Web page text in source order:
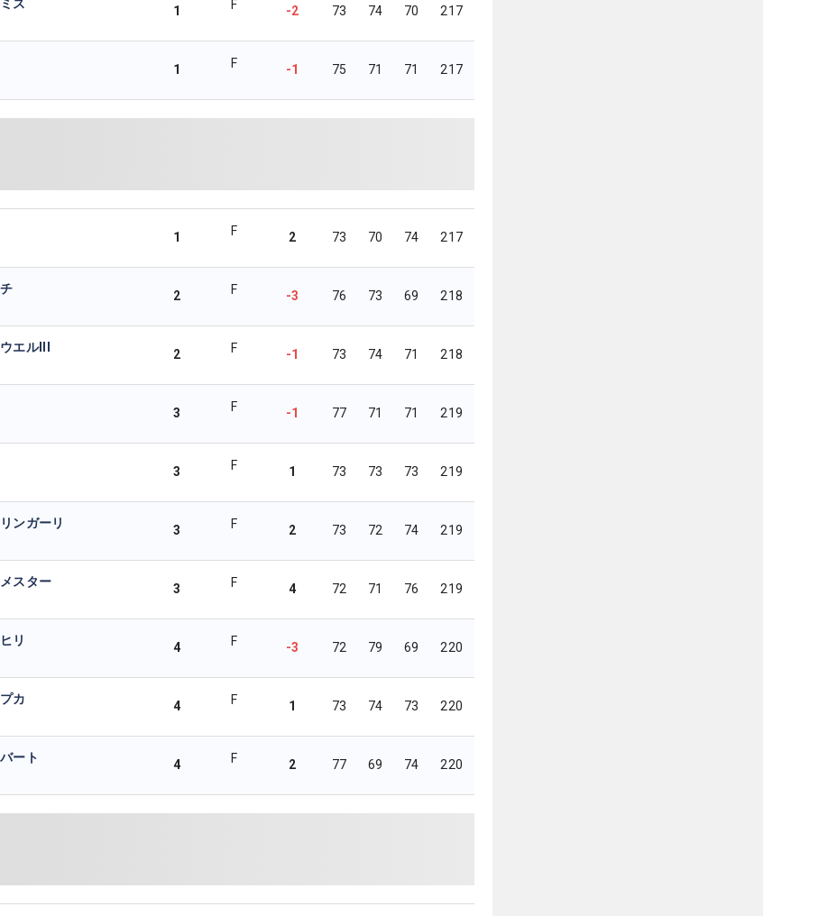
ス 1 F -2 73 74 70 217
1 F -1 75 71 71 217
1 F 2 73 70 74 217
2 F -3 76 73 69 218
エルIII 2 F -1 73 74 71 218
3 F -1 77 71 71 219
3 F 1 73 73 73 219
ンガーリ 3 F 2 73 72 74 219
スター 3 F 4 72 71 76 219
リ 4 F -3 72 79 69 220
カ 4 F 1 73 74 73 220
ート 4 F 2 77 69 74 220